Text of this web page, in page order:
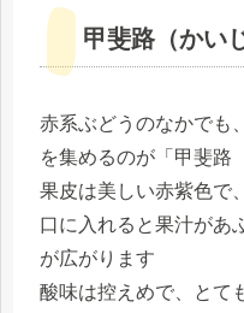
甲斐路（かい
赤系ぶどうのなかでも
を集めるのが「甲斐路
果皮は美しい赤紫色で
口に入れると果汁があ
が広がります
酸味は控えめで、とて